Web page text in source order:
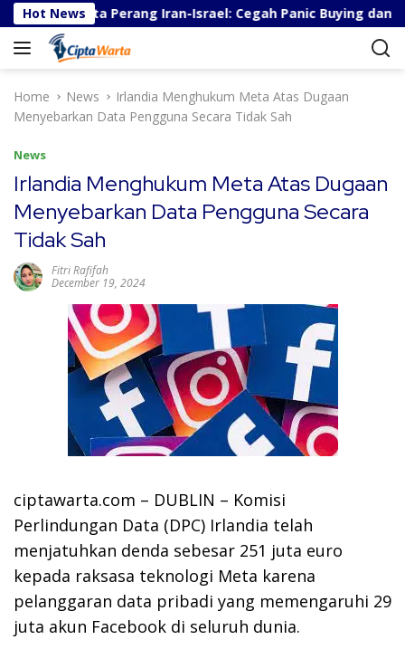
k
Hot News
Berita Perang Iran-Israel: Cegah Panic Buying dan Stres
Home News
Irlandia Menghukum Meta Atas Dugaan
Menyebarkan Data Pengguna Secara Tidak Sah
News
Irlandia Menghukum Meta Atas Dugaan
Menyebarkan Data Pengguna Secara
Tidak Sah
Fitri Rafifah
December 19, 2024
ciptawarta.com – DUBLIN – Komisi
Perlindungan Data (DPC) Irlandia telah
menjatuhkan denda sebesar 251 juta euro
kepada raksasa teknologi Meta karena
pelanggaran data pribadi yang memengaruhi 29
juta akun Facebook di seluruh dunia.